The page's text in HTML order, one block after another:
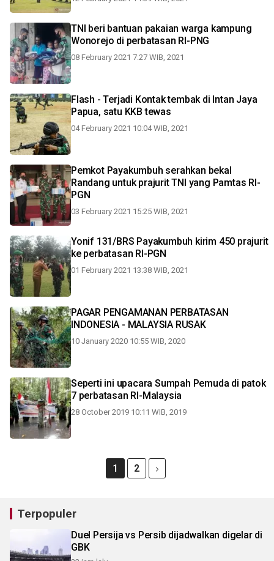
TNI beri bantuan pakaian warga kampung
Wonorejo di perbatasan RI-PNG
08 February 2021 7:27 WIB, 2021
Flash - Terjadi Kontak tembak di Intan Jaya
Papua, satu KKB tewas
04 February 2021 10:04 WIB, 2021
Pemkot Payakumbuh serahkan bekal
Randang untuk prajurit TNI yang Pamtas RI-
PGN
03 February 2021 15:25 WIB, 2021
Yonif 131/BRS Payakumbuh kirim 450 prajurit
ke perbatasan RI-PGN
01 February 2021 13:38 WIB, 2021
PAGAR PENGAMANAN PERBATASAN
INDONESIA - MALAYSIA RUSAK
10 January 2020 10:55 WIB, 2020
Seperti ini upacara Sumpah Pemuda di patok
7 perbatasan RI-Malaysia
28 October 2019 10:11 WIB, 2019
1 2
Terpopuler
Duel Persija vs Persib dijadwalkan digelar di
GBK